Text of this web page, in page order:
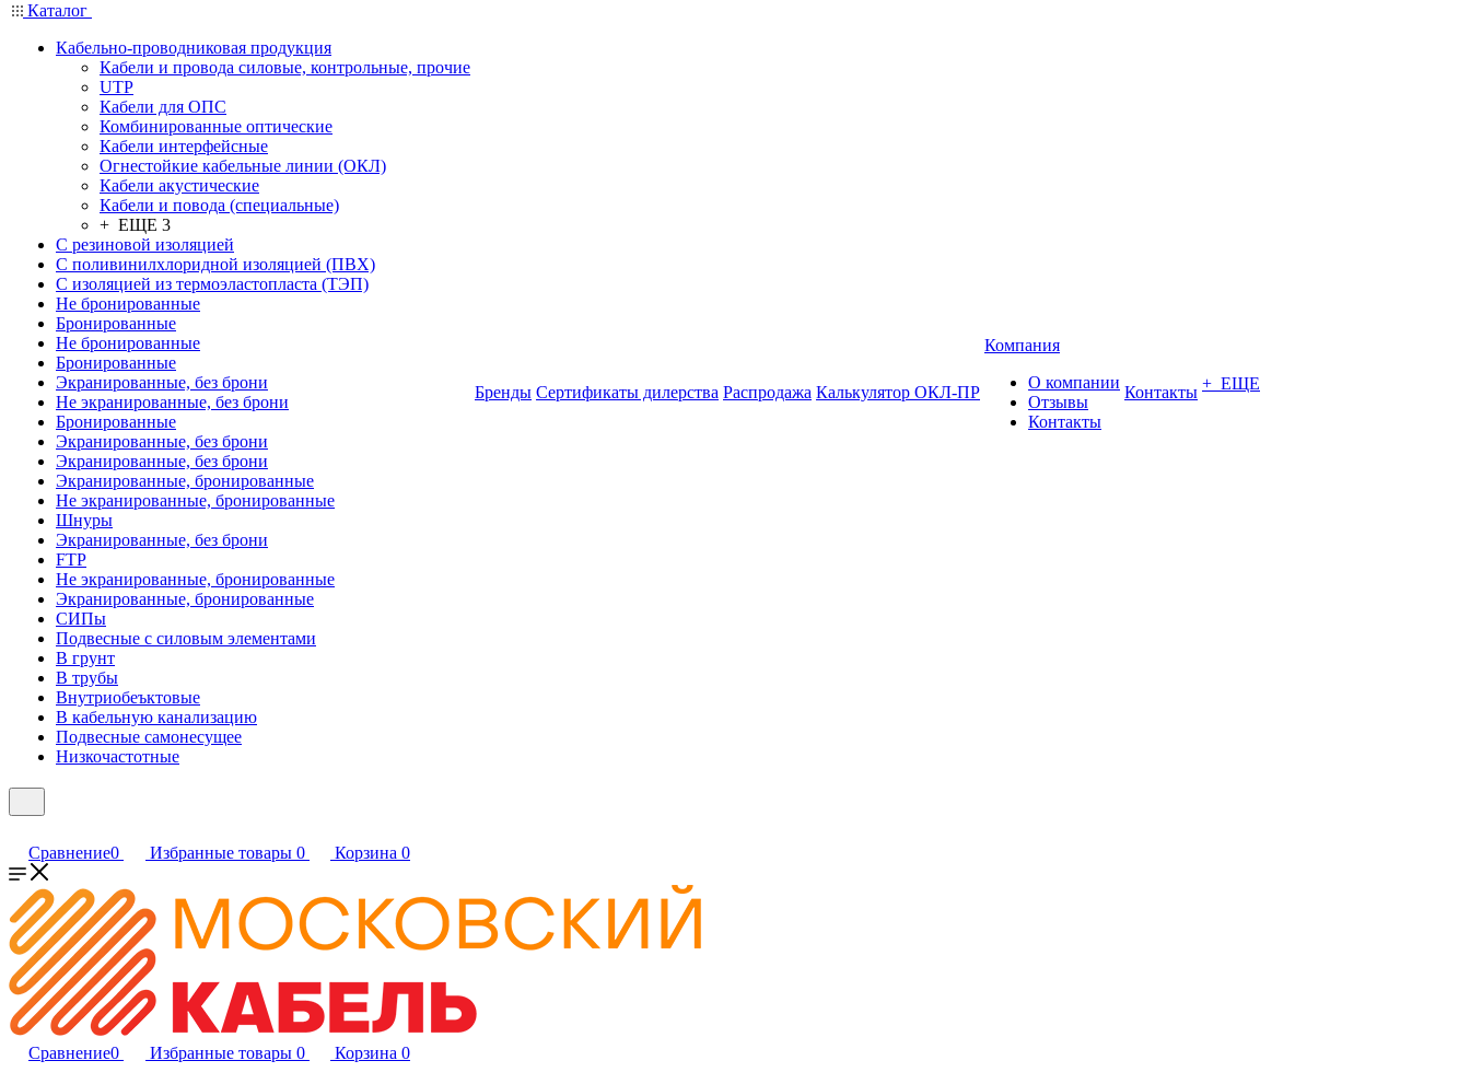
Каталог
Кабельно-проводниковая продукция
Кабели и провода силовые, контрольные, прочие
UTP
Кабели для ОПС
Комбинированные оптические
Кабели интерфейсные
Огнестойкие кабельные линии (ОКЛ)
Кабели акустические
Кабели и повода (специальные)
+ ЕЩЕ 3
С резиновой изоляцией
С поливинилхлоридной изоляцией (ПВХ)
С изоляцией из термоэластопласта (ТЭП)
Не бронированные
Бронированные
Не бронированные
Бронированные
Экранированные, без брони
Не экранированные, без брони
Бронированные
Экранированные, без брони
Экранированные, без брони
Экранированные, бронированные
Не экранированные, бронированные
Шнуры
Экранированные, без брони
FTP
Не экранированные, бронированные
Экранированные, бронированные
СИПы
Подвесные с силовым элементами
В грунт
В трубы
Внутриобеъктовые
В кабельную канализацию
Подвесные самонесущее
Низкочастотные
Бренды Сертификаты дилерства Распродажа Калькулятор ОКЛ-ПР
Компания
О компании
Отзывы
Контакты
Контакты + ЕЩЕ
Сравнение0 Избранные товары 0 Корзина 0
Сравнение0 Избранные товары 0 Корзина 0